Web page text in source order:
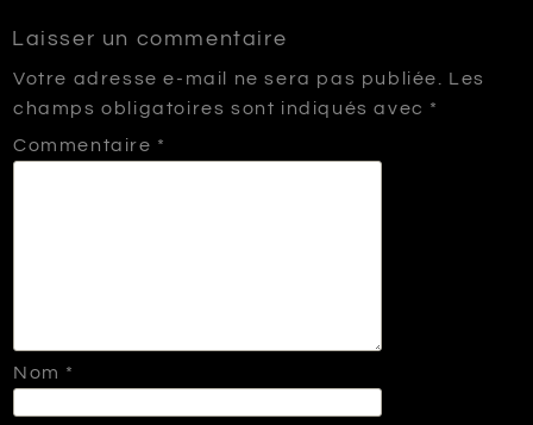
Laisser un commentaire
Votre adresse e-mail ne sera pas publiée. Les
champs obligatoires sont indiqués avec *
Commentaire *
Nom *